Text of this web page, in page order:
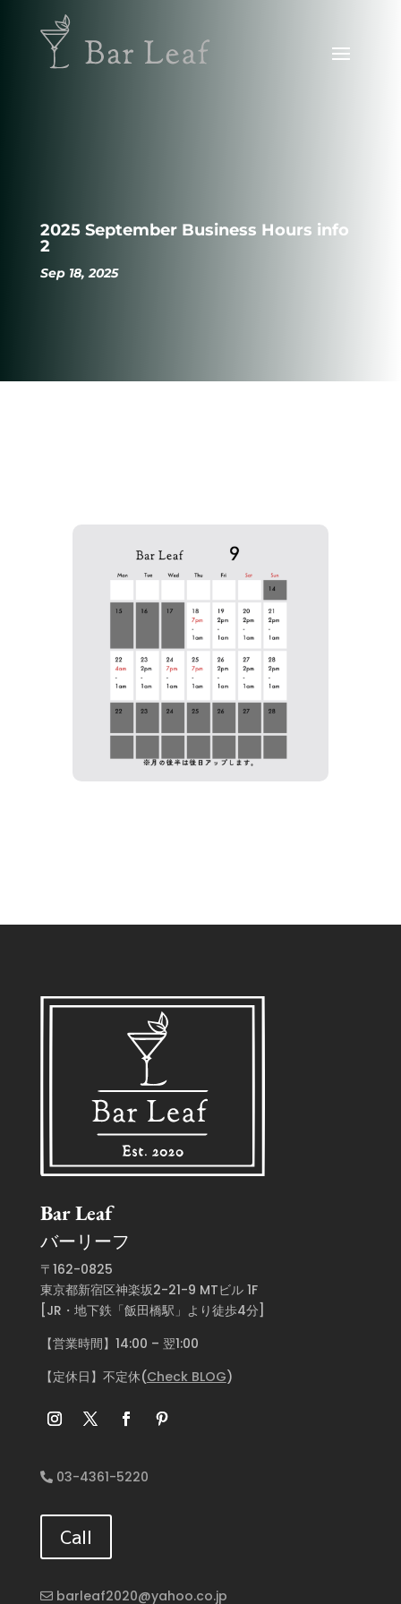
2025 September Business Hours info
2
Sep 18, 2025
Bar Leaf
バーリーフ
〒162-0825
東京都新宿区神楽坂2-21-9 MTビル 1F
[JR・地下鉄「飯田橋駅」より徒歩4分]
【営業時間】14:00 – 翌1:00
【定休日】不定休(Check BLOG)
03-4361-5220
Call
barleaf2020@yahoo.co.jp